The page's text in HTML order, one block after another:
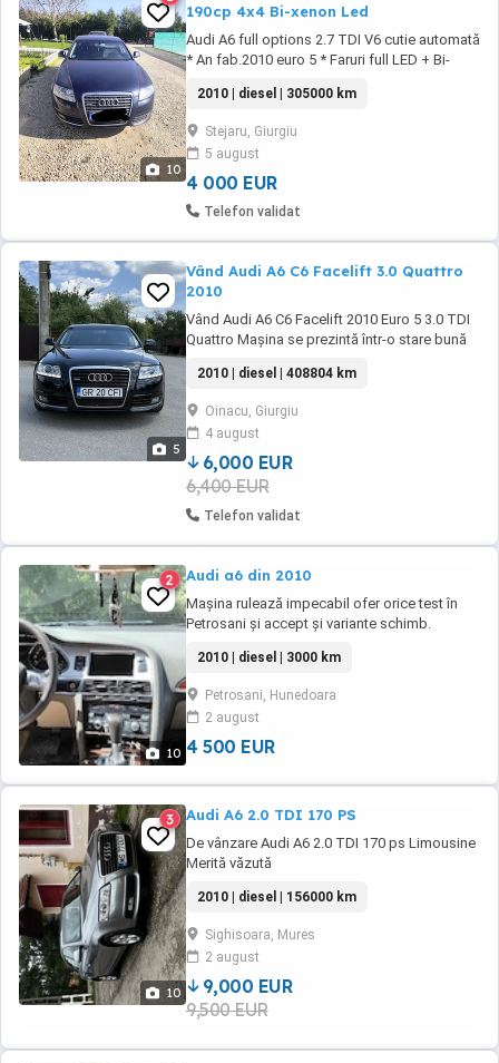
10
190cp 4x4 Bi-xenon Led
Audi A6 full options 2.7 TDI V6 cutie automată
* An fab.2010 euro 5 * Faruri full LED + Bi-
* Senzori de parcare -fata -spate * Dublu
Climatronic * Geamuri fumuri * Senzori de
ploaie * Senzori presiune pneuri * Senzori de
lumini * Spălători in faruri * Pilot ...
2010 | diesel | 305000 km
Stejaru, Giurgiu
5 august
4 000 EUR
Telefon validat
5
Vând Audi A6 C6 Facelift 3.0 Quattro
2010
Vând Audi A6 C6 Facelift 2010 Euro 5 3.0 TDI
Quattro Mașina se prezintă într-o stare bună
cu tine curate . Acte Valabile , sunt proprietar
(impozit platit) Cutie automată schimbă
foarte bine(recent schimbat ulei+filtru) -Faruri
automate cu Bi-xenon și ...
2010 | diesel | 408804 km
Oinacu, Giurgiu
4 august
6,000 EUR
6,400 EUR
Telefon validat
10
2 Audi a6 din 2010
Mașina rulează impecabil ofer orice test în
Petrosani și accept și variante schimb.
2010 | diesel | 3000 km
Petrosani, Hunedoara
2 august
4 500 EUR
10
3 Audi A6 2.0 TDI 170 PS
De vânzare Audi A6 2.0 TDI 170 ps Limousine
Merită văzută
2010 | diesel | 156000 km
Sighisoara, Mures
2 august
9,000 EUR
9,500 EUR